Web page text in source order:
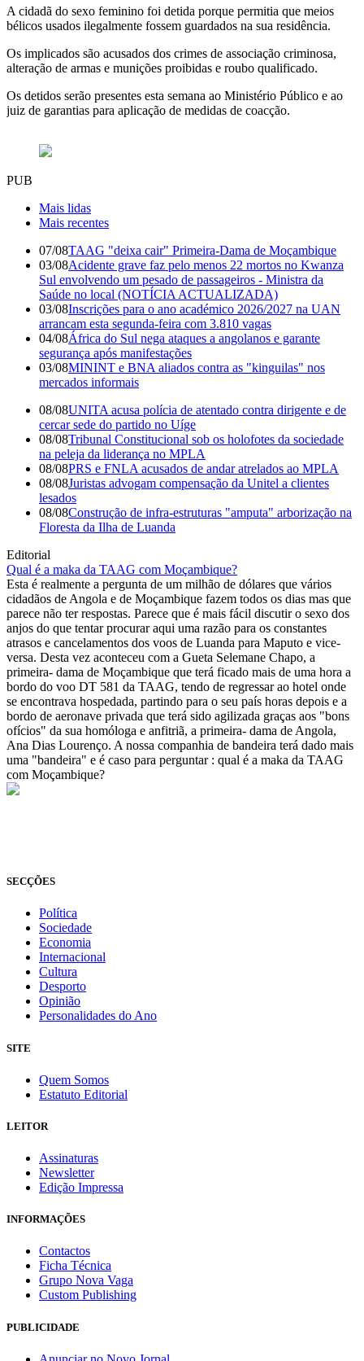
A cidadã do sexo feminino foi detida porque permitia que meios
bélicos usados ilegalmente fossem guardados na sua residência.
Os implicados são acusados dos crimes de associação criminosa,
alteração de armas e munições proibidas e roubo qualificado.
Os detidos serão presentes esta semana ao Ministério Público e ao
juiz de garantias para aplicação de medidas de coacção.
PUB
Mais lidas
Mais recentes
07/08TAAG "deixa cair" Primeira-Dama de Moçambique
03/08Acidente grave faz pelo menos 22 mortos no Kwanza
Sul envolvendo um pesado de passageiros - Ministra da
Saúde no local (NOTÍCIA ACTUALIZADA)
03/08Inscrições para o ano académico 2026/2027 na UAN
arrancam esta segunda-feira com 3.810 vagas
04/08África do Sul nega ataques a angolanos e garante
segurança após manifestações
03/08MININT e BNA aliados contra as "kinguilas" nos
mercados informais
08/08UNITA acusa polícia de atentado contra dirigente e de
cercar sede do partido no Uíge
08/08Tribunal Constitucional sob os holofotes da sociedade
na peleja da liderança no MPLA
08/08PRS e FNLA acusados de andar atrelados ao MPLA
08/08Juristas advogam compensação da Unitel a clientes
lesados
08/08Construção de infra-estruturas "amputa" arborização na
Floresta da Ilha de Luanda
Editorial
Qual é a maka da TAAG com Moçambique?
Esta é realmente a pergunta de um milhão de dólares que vários
cidadãos de Angola e de Moçambique fazem todos os dias mas que
parece não ter respostas. Parece que é mais fácil discutir o sexo dos
anjos do que tentar procurar aqui uma razão para os constantes
atrasos e cancelamentos dos voos de Luanda para Maputo e vice-
versa. Desta vez aconteceu com a Gueta Selemane Chapo, a
primeira- dama de Moçambique que terá ficado mais de uma hora a
bordo do voo DT 581 da TAAG, tendo de regressar ao hotel onde
se encontrava hospedada, partindo para o seu país horas depois e a
bordo de aeronave privada que terá sido agilizada graças aos "bons
ofícios" da sua homóloga e anfitriã, a primeira- dama de Angola,
Ana Dias Lourenço. A nossa companhia de bandeira terá dado mais
uma "bandeira" e é caso para perguntar : qual é a maka da TAAG
com Moçambique?
SECÇÕES
Política
Sociedade
Economia
Internacional
Cultura
Desporto
Opinião
Personalidades do Ano
SITE
Quem Somos
Estatuto Editorial
LEITOR
Assinaturas
Newsletter
Edição Impressa
INFORMAÇÕES
Contactos
Ficha Técnica
Grupo Nova Vaga
Custom Publishing
PUBLICIDADE